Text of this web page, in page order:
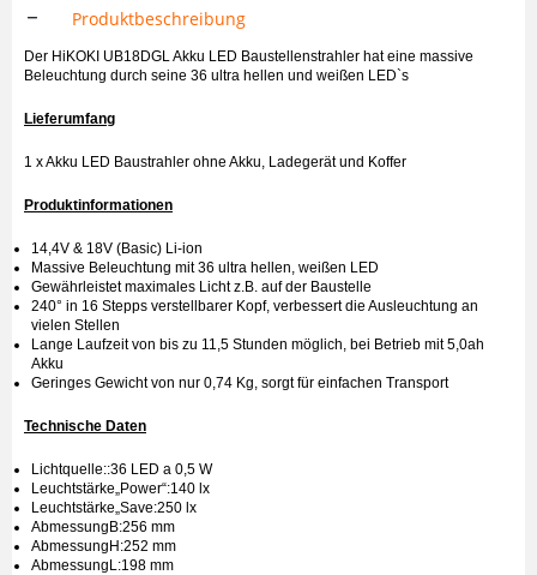
Produktbeschreibung
Der HiKOKI UB18DGL Akku LED Baustellenstrahler hat eine massive
Beleuchtung durch seine 36 ultra hellen und weißen LED`s
Lieferumfang
1 x Akku LED Baustrahler ohne Akku, Ladegerät und Koffer
Produktinformationen
14,4V & 18V (Basic) Li-ion
Massive Beleuchtung mit 36 ultra hellen, weißen LED
Gewährleistet maximales Licht z.B. auf der Baustelle
240° in 16 Stepps verstellbarer Kopf, verbessert die Ausleuchtung an
vielen Stellen
Lange Laufzeit von bis zu 11,5 Stunden möglich, bei Betrieb mit 5,0ah
Akku
Geringes Gewicht von nur 0,74 Kg, sorgt für einfachen Transport
Technische Daten
Lichtquelle::36 LED a 0,5 W
Leuchtstärke„Power“:140 lx
Leuchtstärke„Save:250 lx
AbmessungB:256 mm
AbmessungH:252 mm
AbmessungL:198 mm